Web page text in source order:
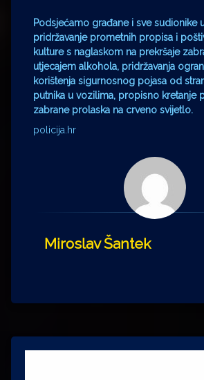
Podsjećamo građane i sve sudionike
pridržavanje prometnih propisa i
kulture s naglaskom na prekršaje
utjecajem alkohola, pridržavanja
korištenja sigurnosnog pojasa od
putnika u vozilima, propisno kretanje
zabrane prolaska na crveno svijetlo.
policija.hr
Miroslav Šantek